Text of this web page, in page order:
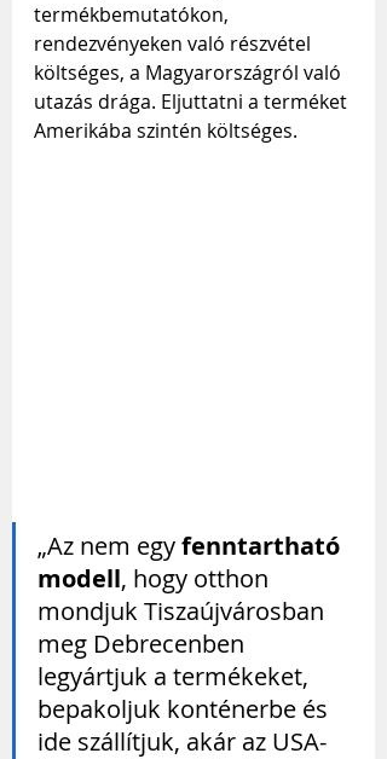
termékbemutatókon,
rendezvényeken való részvétel
költséges, a Magyarországról való
utazás drága. Eljuttatni a terméket
Amerikába szintén költséges.
„Az nem egy fenntartható
modell, hogy otthon
mondjuk Tiszaújvárosban
meg Debrecenben
legyártjuk a termékeket,
bepakoljuk konténerbe és
ide szállítjuk, akár az USA-